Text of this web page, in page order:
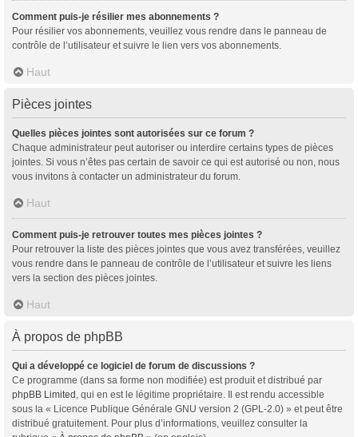
Comment puis-je résilier mes abonnements ?
Pour résilier vos abonnements, veuillez vous rendre dans le panneau de
contrôle de l’utilisateur et suivre le lien vers vos abonnements.
Haut
Pièces jointes
Quelles pièces jointes sont autorisées sur ce forum ?
Chaque administrateur peut autoriser ou interdire certains types de pièces
jointes. Si vous n’êtes pas certain de savoir ce qui est autorisé ou non, nous
vous invitons à contacter un administrateur du forum.
Haut
Comment puis-je retrouver toutes mes pièces jointes ?
Pour retrouver la liste des pièces jointes que vous avez transférées, veuillez
vous rendre dans le panneau de contrôle de l’utilisateur et suivre les liens
vers la section des pièces jointes.
Haut
À propos de phpBB
Qui a développé ce logiciel de forum de discussions ?
Ce programme (dans sa forme non modifiée) est produit et distribué par
phpBB Limited, qui en est le légitime propriétaire. Il est rendu accessible
sous la « Licence Publique Générale GNU version 2 (GPL-2.0) » et peut être
distribué gratuitement. Pour plus d’informations, veuillez consulter la